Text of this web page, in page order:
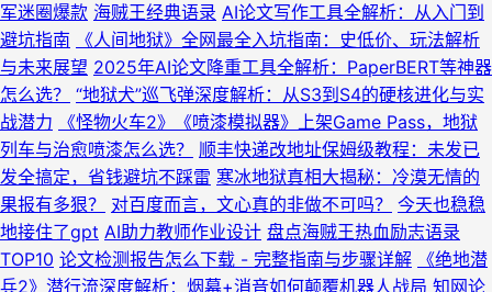
军迷圈爆款 海贼王经典语录 AI论文写作工具全解析：从入门到
避坑指南
《人间地狱》全网最全入坑指南：史低价、玩法解析
与未来展望 2025年AI论文降重工具全解析：PaperBERT等神器
怎么选？
“地狱犬”巡飞弹深度解析：从S3到S4的硬核进化与实
战潜力
《怪物火车2》《喷漆模拟器》上架Game Pass，地狱
列车与治愈喷漆怎么选？
顺丰快递改地址保姆级教程：未发已
发全搞定，省钱避坑不踩雷 寒冰地狱真相大揭秘：冷漠无情的
果报有多狠？
对百度而言，文心真的非做不可吗？
今天也稳稳
地接住了gpt AI助力教师作业设计 盘点海贼王热血励志语录
TOP10 论文检测报告怎么下载 - 完整指南与步骤详解
《绝地潜
兵2》潜行流深度解析：烟幕+消音如何颠覆机器人战局 知网论